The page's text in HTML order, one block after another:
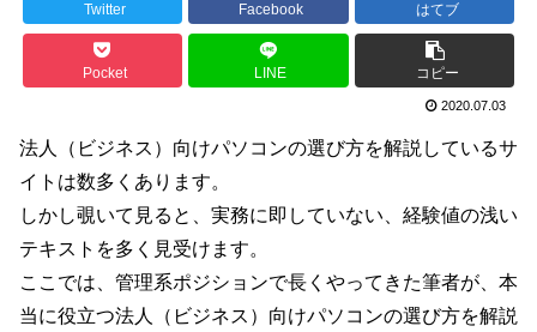
Twitter Facebook はてブ
Pocket LINE コピー
2020.07.03
法人（ビジネス）向けパソコンの選び方を解説しているサ
イトは数多くあります。
しかし覗いて見ると、実務に即していない、経験値の浅い
テキストを多く見受けます。
ここでは、管理系ポジションで長くやってきた筆者が、本
当に役立つ法人（ビジネス）向けパソコンの選び方を解説